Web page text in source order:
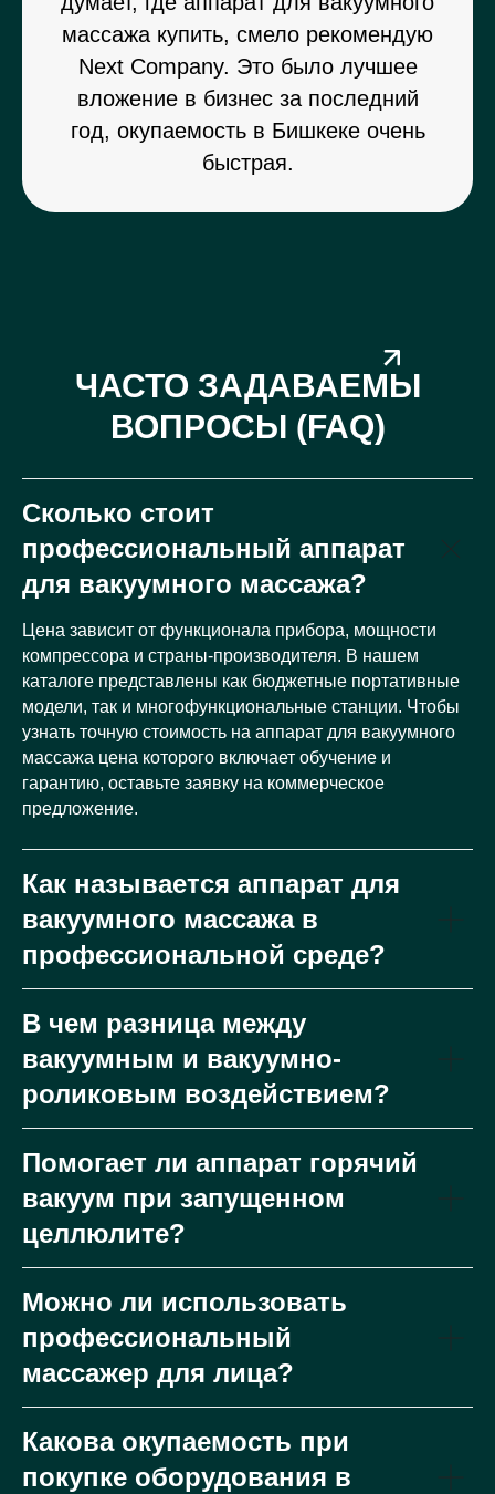
массажа купить, смело рекомендую
Next Company. Это было лучшее
вложение в бизнес за последний
год, окупаемость в Бишкеке очень
быстрая.
ЧАСТО ЗАДАВАЕМЫ
ВОПРОСЫ (FAQ)
Сколько стоит
профессиональный аппарат
для вакуумного массажа?
Цена зависит от функционала прибора, мощности
компрессора и страны-производителя. В нашем
каталоге представлены как бюджетные портативные
модели, так и многофункциональные станции. Чтобы
узнать точную стоимость на аппарат для вакуумного
массажа цена которого включает обучение и
гарантию, оставьте заявку на коммерческое
предложение.
Как называется аппарат для
вакуумного массажа в
профессиональной среде?
В чем разница между
вакуумным и вакуумно-
роликовым воздействием?
Помогает ли аппарат горячий
вакуум при запущенном
целлюлите?
Можно ли использовать
профессиональный
массажер для лица?
Какова окупаемость при
покупке оборудования в